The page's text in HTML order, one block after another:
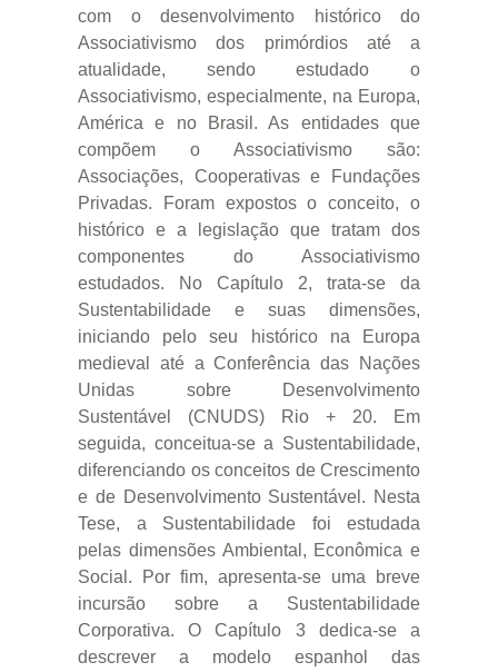
com o desenvolvimento histórico do
Associativismo dos primórdios até a
atualidade, sendo estudado o
Associativismo, especialmente, na Europa,
América e no Brasil. As entidades que
compõem o Associativismo são:
Associações, Cooperativas e Fundações
Privadas. Foram expostos o conceito, o
histórico e a legislação que tratam dos
componentes do Associativismo
estudados. No Capítulo 2, trata-se da
Sustentabilidade e suas dimensões,
iniciando pelo seu histórico na Europa
medieval até a Conferência das Nações
Unidas sobre Desenvolvimento
Sustentável (CNUDS) Rio + 20. Em
seguida, conceitua-se a Sustentabilidade,
diferenciando os conceitos de Crescimento
e de Desenvolvimento Sustentável. Nesta
Tese, a Sustentabilidade foi estudada
pelas dimensões Ambiental, Econômica e
Social. Por fim, apresenta-se uma breve
incursão sobre a Sustentabilidade
Corporativa. O Capítulo 3 dedica-se a
descrever a modelo espanhol das